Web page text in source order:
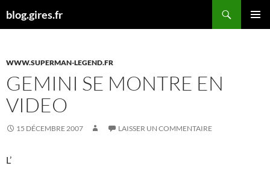
aublog.gires.fr
WWW.SUPERMAN-LEGEND.FR
GEMINI SE MONTRE EN
VIDEO
15 DÉCEMBRE 2007 LAISSER UN COMMENTAIRE
L’